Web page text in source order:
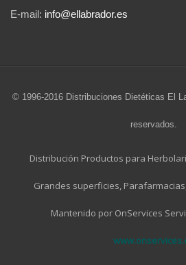
E-mail: info@ellabrador.es
© 1996-2016 Distribuciones Dietéticas El
reservados.
Distribución Productos para
Grandes superficies,
Mantenido por OnServices